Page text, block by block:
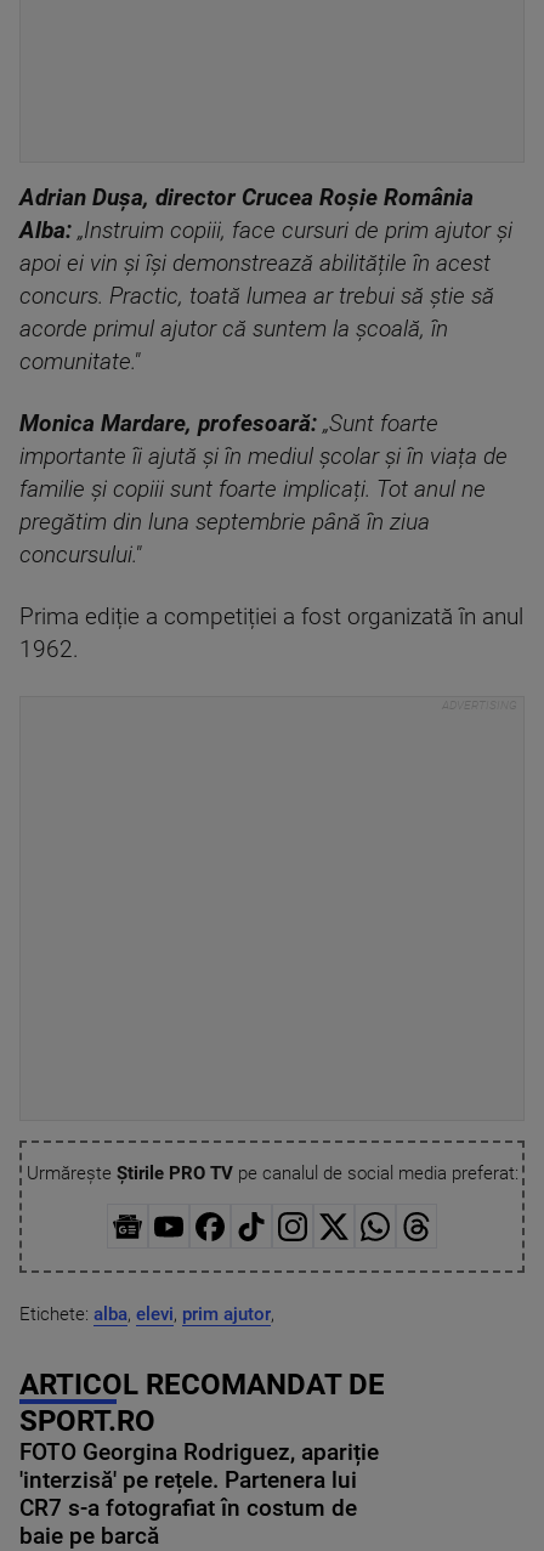
Adrian Dușa, director Crucea Roșie România
Alba: „Instruim copiii, face cursuri de prim ajutor și
apoi ei vin și își demonstrează abilitățile în acest
concurs. Practic, toată lumea ar trebui să știe să
acorde primul ajutor că suntem la școală, în
comunitate."
Monica Mardare, profesoară: „Sunt foarte
importante îi ajută și în mediul școlar și în viața de
familie și copiii sunt foarte implicați. Tot anul ne
pregătim din luna septembrie până în ziua
concursului."
Prima ediție a competiției a fost organizată în anul
1962.
Urmărește Știrile PRO TVpe canalul de social media preferat:
Etichete: alba, elevi, prim ajutor,
ARTICOL RECOMANDAT DE
SPORT.RO
FOTO Georgina Rodriguez, apariție
'interzisă' pe rețele. Partenera lui
CR7 s-a fotografiat în costum de
baie pe barcă